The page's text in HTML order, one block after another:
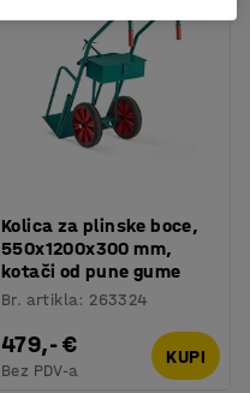
Kolica za plinske boce,
550x1200x300 mm,
kotači od pune gume
Br. artikla: 263324
479,- €
Bez PDV-a
KUPI